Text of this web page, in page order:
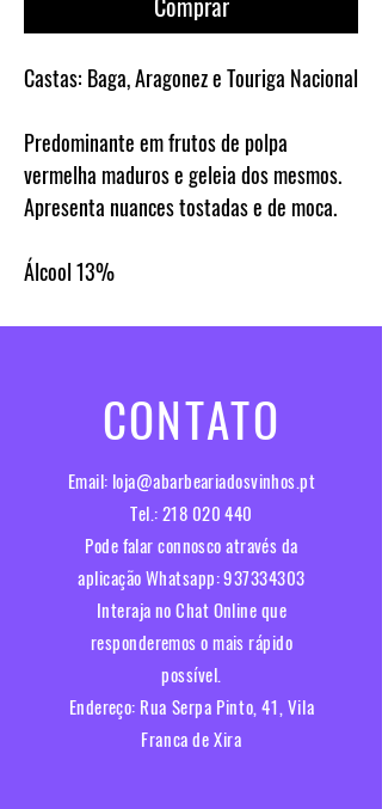
Castas: Baga, Aragonez e Touriga Nacional
Predominante em frutos de polpa
vermelha maduros e geleia dos mesmos.
Apresenta nuances tostadas e de moca.
Álcool13%
CONTATO
Email: loja@abarbeariadosvinhos.pt
Tel.:218 020 440
Pode falar connosco através da
aplicação Whatsapp:937334303
Interaja no Chat Online que
responderemos o mais rápido
possível.​
Endereço: Rua Serpa Pinto, 41, Vila
Franca de Xira